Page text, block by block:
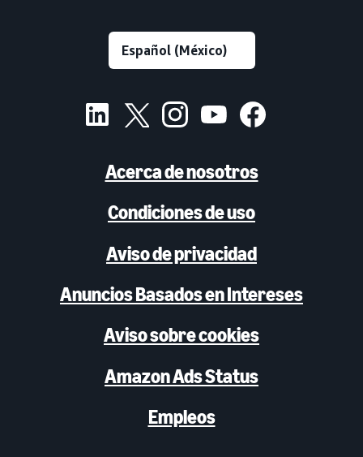
Acerca de nosotros
Condiciones de uso
Aviso de privacidad
Anuncios Basados en Intereses
Aviso sobre cookies
Amazon Ads Status
Empleos